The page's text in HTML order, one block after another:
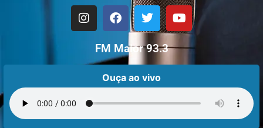
FM Maior 93.3
Ouça ao vivo